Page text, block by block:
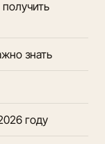
знать
году